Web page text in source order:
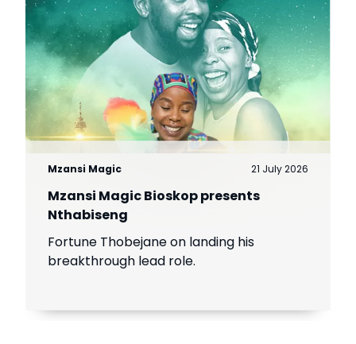
Mzansi Magic 21 July 2026
Mzansi Magic Bioskop presents
Nthabiseng
Fortune Thobejane on landing his
breakthrough lead role.